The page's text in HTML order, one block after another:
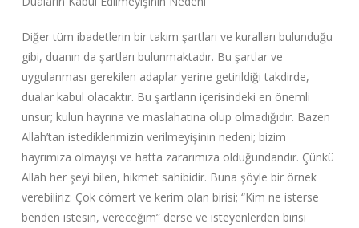
Diğer tüm ibadetlerin bir takım şartları ve kuralları bulunduğu
gibi, duanın da şartları bulunmaktadır. Bu şartlar ve
uygulanması gerekilen adaplar yerine getirildiği takdirde,
dualar kabul olacaktır. Bu şartların içerisindeki en önemli
unsur; kulun hayrına ve maslahatına olup olmadığıdır. Bazen
Allah’tan istediklerimizin verilmeyişinin nedeni; bizim
hayrımıza olmayışı ve hatta zararımıza olduğundandır. Çünkü
Allah her şeyi bilen, hikmet sahibidir. Buna şöyle bir örnek
verebiliriz: Çok cömert ve kerim olan birisi; “Kim ne isterse
benden istesin, vereceğim” derse ve isteyenlerden birisi